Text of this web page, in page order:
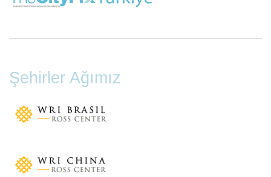
Şehirler Ağımız